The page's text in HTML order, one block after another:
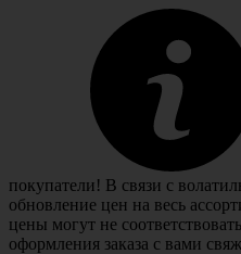
покупатели! В связи с
обновление цен на весь
цены могут не
оформления заказа с вами